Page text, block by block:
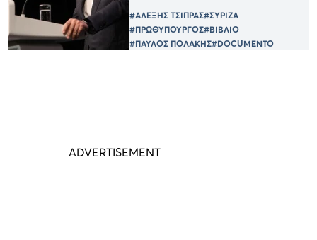
#ΑΛΕΞΗΣ ΤΣΙΠΡΑΣ#ΣΥΡΙΖΑ
#ΠΡΩΘΥΠΟΥΡΓΟΣ#ΒΙΒΛΙΟ
#ΠΑΥΛΟΣ ΠΟΛΑΚΗΣ#DOCUMENTO